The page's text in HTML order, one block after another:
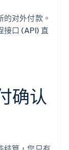
对外付款。
接口 (API) 直
确认